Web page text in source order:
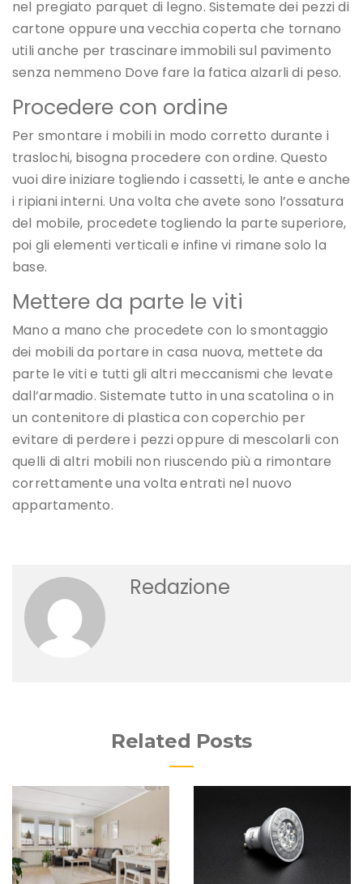
nel pregiato parquet di legno. Sistemate dei pezzi di
cartone oppure una vecchia coperta che tornano
utili anche per trascinare immobili sul pavimento
senza nemmeno Dove fare la fatica alzarli di peso.
Procedere con ordine
Per smontare i mobili in modo corretto durante i
traslochi, bisogna procedere con ordine. Questo
vuoi dire iniziare togliendo i cassetti, le ante e anche
i ripiani interni. Una volta che avete sono l’ossatura
del mobile, procedete togliendo la parte superiore,
poi gli elementi verticali e infine vi rimane solo la
base.
Mettere da parte le viti
Mano a mano che procedete con lo smontaggio
dei mobili da portare in casa nuova, mettete da
parte le viti e tutti gli altri meccanismi che levate
dall’armadio. Sistemate tutto in una scatolina o in
un contenitore di plastica con coperchio per
evitare di perdere i pezzi oppure di mescolarli con
quelli di altri mobili non riuscendo più a rimontare
correttamente una volta entrati nel nuovo
appartamento.
Redazione
Related Posts